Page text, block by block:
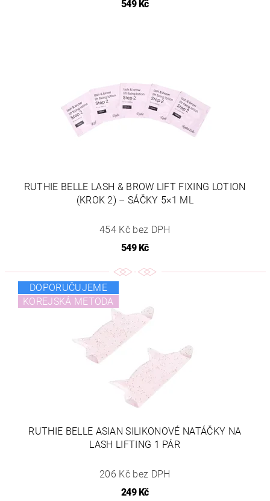
549 Kč
RUTHIE BELLE LASH & BROW LIFT FIXING LOTION
(KROK 2) – SÁČKY 5×1 ML
454 Kč bez DPH
549 Kč
DOPORUČUJEME
KOREJSKÁ METODA
RUTHIE BELLE ASIAN SILIKONOVÉ NATÁČKY NA
LASH LIFTING 1 PÁR
206 Kč bez DPH
249 Kč